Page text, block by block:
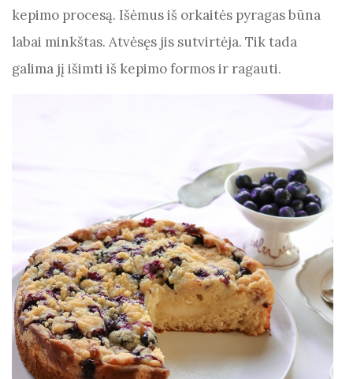
kepimo procesą. Išėmus iš orkaitės pyragas būna
labai minkštas. Atvėsęs jis sutvirtėja. Tik tada
galima jį išimti iš kepimo formos ir ragauti.